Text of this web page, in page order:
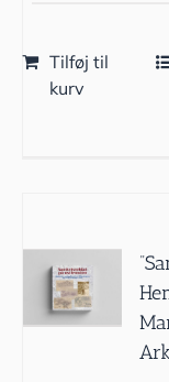
Tilføj til
kurv